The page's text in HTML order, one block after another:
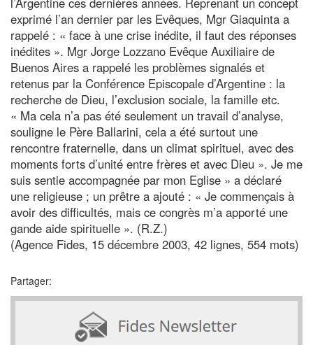
exprimé l’an dernier par les Evêques, Mgr Giaquinta a
rappelé : « face à une crise inédite, il faut des réponses
inédites ». Mgr Jorge Lozzano Evêque Auxiliaire de
Buenos Aires a rappelé les problèmes signalés et
retenus par la Conférence Episcopale d’Argentine : la
recherche de Dieu, l’exclusion sociale, la famille etc.
« Ma cela n’a pas été seulement un travail d’analyse,
souligne le Père Ballarini, cela a été surtout une
rencontre fraternelle, dans un climat spirituel, avec des
moments forts d’unité entre frères et avec Dieu ». Je me
suis sentie accompagnée par mon Eglise » a déclaré
une religieuse ; un prêtre a ajouté : « Je commençais à
avoir des difficultés, mais ce congrès m’a apporté une
gande aide spirituelle ». (R.Z.)
(Agence Fides, 15 décembre 2003, 42 lignes, 554 mots)
Partager: